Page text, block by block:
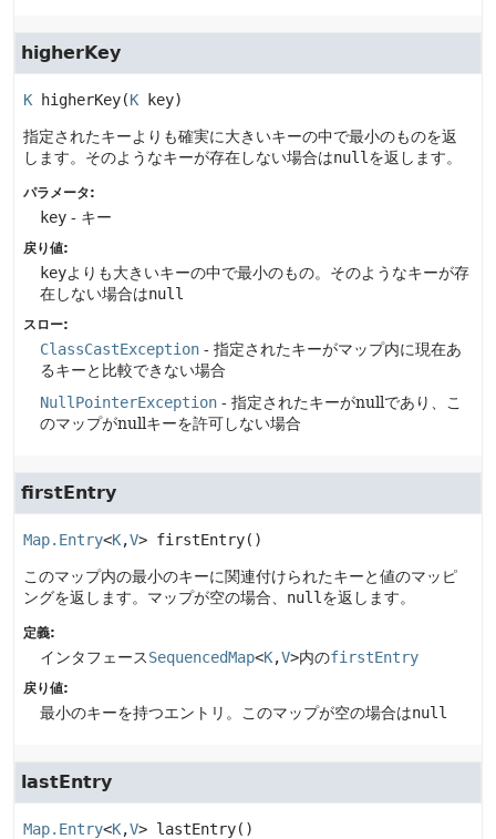
higherKey
K higherKey(K key)
指定されたキーよりも確実に大きいキーの中で最小のものを返
します。そのようなキーが存在しない場合はnull を返します。
パラメータ:
key - キー
戻り値:
keyよりも大きいキーの中で最小のもの。そのようなキーが存
在しない場合はnull
スロー:
ClassCastException - 指定されたキーがマップ内に現在あ
るキーと比較できない場合
NullPointerException - 指定されたキーがnullであり、こ
のマップがnullキーを許可しない場合
firstEntry
Map.Entry<K,V> firstEntry()
このマップ内の最小のキーに関連付けられたキーと値のマッピ
ングを返します。マップが空の場合、 null を返します。
定義:
インタフェースSequencedMap<K,V>内のfirstEntry
戻り値:
最小のキーを持つエントリ。このマップが空の場合はnull
lastEntry
Map.Entry<K,V> lastEntry()